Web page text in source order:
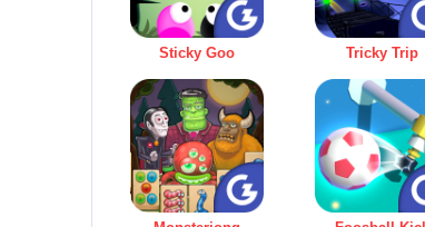
Sticky Goo Tricky Trip